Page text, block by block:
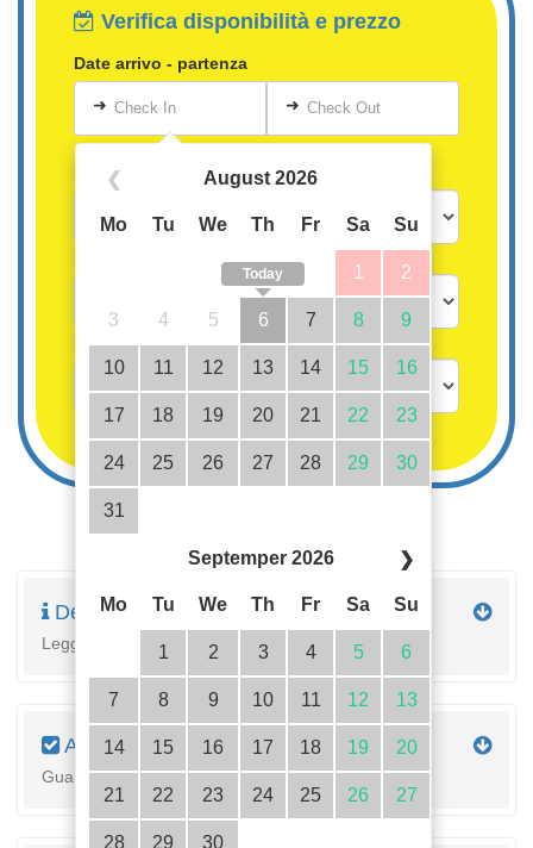
Verifica disponibilità e prezzo
Date arrivo - partenza
➜ Check In
❮ August 2026
Mo Tu We Th Fr Sa Su
1 2
3 4 5 6
Today
7 8 9
10 11 12 13 14 15 16
17 18 19 20 21 22 23
24 25 26 27 28 29 30
31
Septemper 2026 ❯
Mo Tu We Th Fr Sa Su
1 2 3 4 5 6
7 8 9 10 11 12 13
14 15 16 17 18 19 20
21 22 23 24 25 26 27
28 29 30
➜ Check Out
Persone
Bambini fino a 3 anni gratis
Descrizione
Leggi la descrizione completa della proprietà qui
Attrezzature
Guarda i dettagli dell'alloggiamento